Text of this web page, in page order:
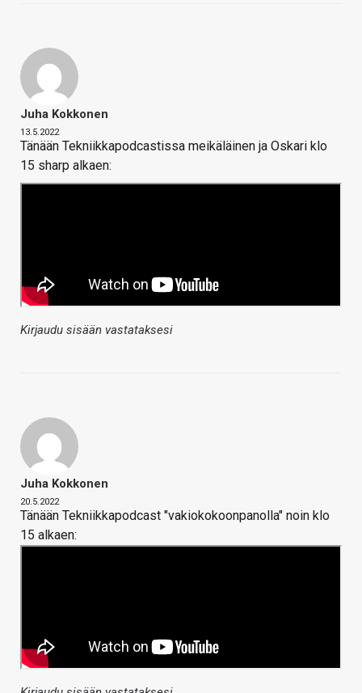
Juha Kokkonen
13.5.2022
Tänään Tekniikkapodcastissa meikäläinen ja Oskari klo
15 sharp alkaen:
Kirjaudu sisään vastataksesi
Juha Kokkonen
20.5.2022
Tänään Tekniikkapodcast "vakiokokoonpanolla" noin klo
15 alkaen: